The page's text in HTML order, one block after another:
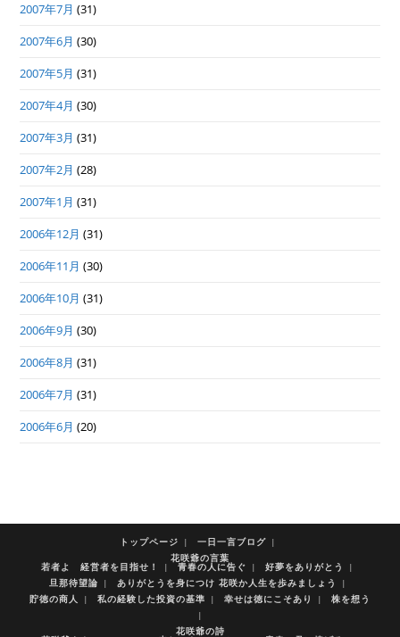
2007年7月 (31)
2007年6月 (30)
2007年5月 (31)
2007年4月 (30)
2007年3月 (31)
2007年2月 (28)
2007年1月 (31)
2006年12月 (31)
2006年11月 (30)
2006年10月 (31)
2006年9月 (30)
2006年8月 (31)
2006年7月 (31)
2006年6月 (20)
トップページ
一日一言ブログ
花咲爺の言葉
若者よ 経営者を目指せ！ 青春の人に告ぐ
好夢をありがとう
旦那待望論
ありがとうを身につけ 花咲か人生を歩みましょう
貯徳の商人
私の経験した投資の基準 幸せは徳にこそあり 株を想う
花咲爺の詩